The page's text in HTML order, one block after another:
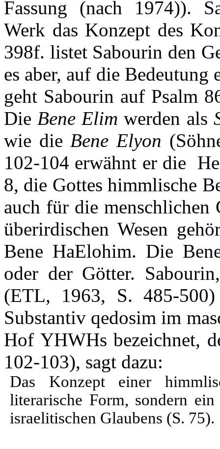
Fassung (nach 1974)).
Werk das Konzept des
398f. listet Sabourin den
es aber, auf die
geht Sabourin auf Psalm
Die Bene Elim werden als
wie die Bene Elyon
102-104 erwähnt er die
8, die Gottes himmlische
auch für die
überirdischen Wesen
Bene HaElohim. Die
oder der Götter.
(ETL, 1963, S. 485-
Substantiv qedosim im
Hof YHWHs bezeichnet,
102-103), sagt dazu:
Das Konzept einer
literarische Form, sondern
israelitischen Glaubens (S. 75).